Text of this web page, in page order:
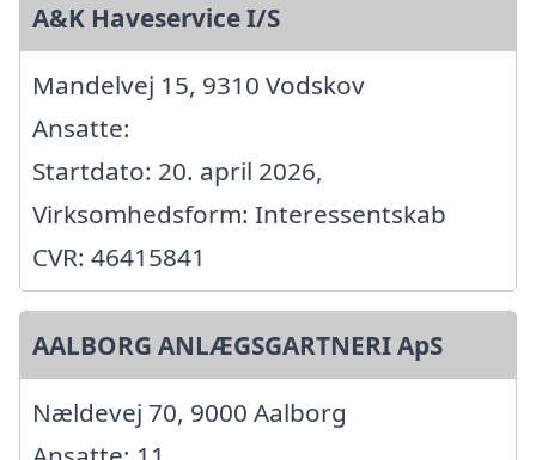
A&K Haveservice I/S
Mandelvej 15, 9310 Vodskov
Ansatte:
Startdato: 20. april 2026,
Virksomhedsform: Interessentskab
CVR: 46415841
AALBORG ANLÆGSGARTNERI ApS
Nældevej 70, 9000 Aalborg